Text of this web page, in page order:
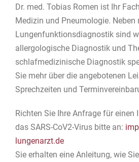
Dr. med. Tobias Romen ist Ihr
Medizin und Pneumologie. Neben
Lungenfunktionsdiagnostik sind
allergologische Diagnostik und
schlafmedizinische Diagnostik
Sie mehr über die angebotenen
Sprechzeiten und
Richten Sie Ihre Anfrage für einen
das SARS-CoV2-Virus bitte an:
lungenarzt.de
Sie erhalten eine Anleitung, wie